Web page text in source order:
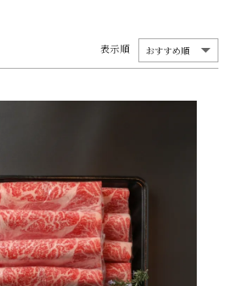
表示順